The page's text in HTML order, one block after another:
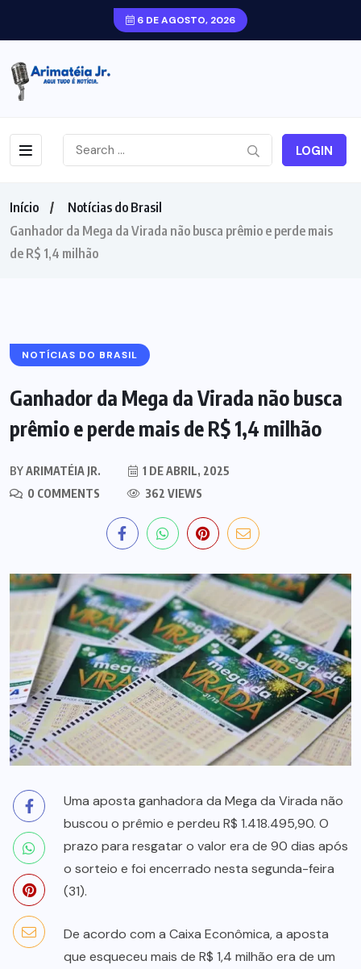
6 DE AGOSTO, 2026
LOGIN
Início
Notícias do Brasil
Ganhador da Mega da Virada não busca prêmio e perde mais
de R$ 1,4 milhão
NOTÍCIAS DO BRASIL
Ganhador da Mega da Virada não busca
prêmio e perde mais de R$ 1,4 milhão
BYARIMATÉIA JR.
1 DE ABRIL, 2025
0 COMMENTS
362 VIEWS
Uma aposta ganhadora da Mega da Virada não
buscou o prêmio e perdeu R$ 1.418.495,90. O
prazo para resgatar o valor era de 90 dias após
o sorteio e foi encerrado nesta segunda-feira
(31).
De acordo com a Caixa Econômica, a aposta
que esqueceu mais de R$ 1,4 milhão era de um